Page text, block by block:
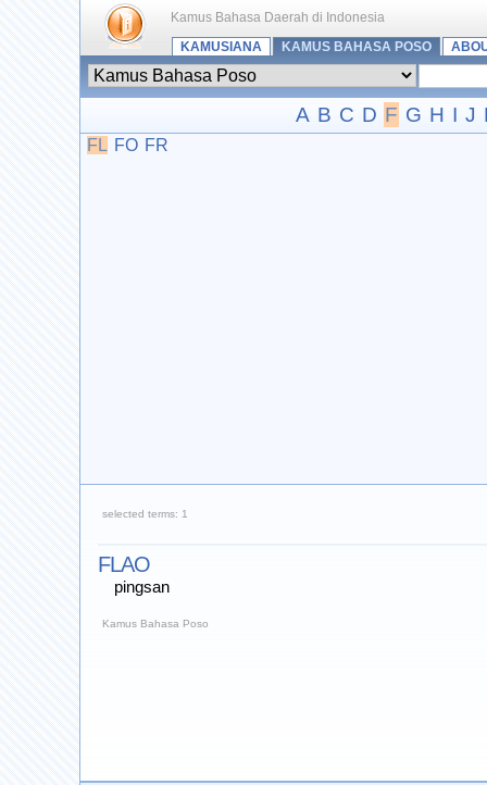
Kamus Bahasa Daerah di Indonesia
KAMUSIANA
KAMUS BAHASA POSO
A B C D F G H I J
FL FO FR
selected terms: 1
FLAO
pingsan
Kamus Bahasa Poso